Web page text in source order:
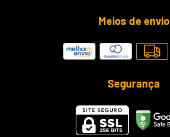
Meios de envio
Segurança